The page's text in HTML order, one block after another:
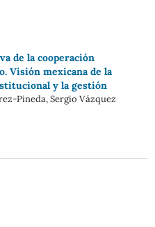
de la cooperación
Visión mexicana de la
y la gestión
Pineda, Sergio Vázquez